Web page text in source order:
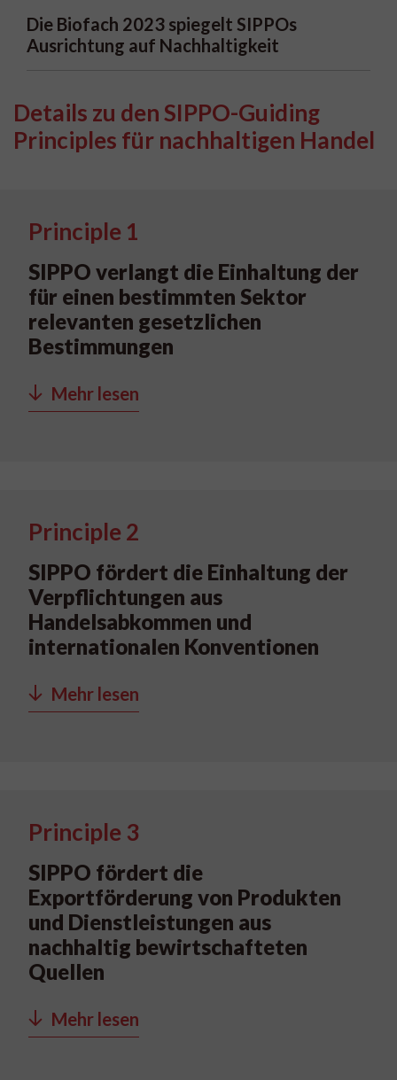
Die Biofach 2023 spiegelt SIPPOs
Ausrichtung auf Nachhaltigkeit
Details zu den SIPPO-Guiding
Principles für nachhaltigen Handel
Principle 1
SIPPO verlangt die Einhaltung der
für einen bestimmten Sektor
relevanten gesetzlichen
Bestimmungen
Mehr lesen
Principle 2
SIPPO fördert die Einhaltung der
Verpflichtungen aus
Handelsabkommen und
internationalen Konventionen
Mehr lesen
Principle 3
SIPPO fördert die
Exportförderung von Produkten
und Dienstleistungen aus
nachhaltig bewirtschafteten
Quellen
Mehr lesen